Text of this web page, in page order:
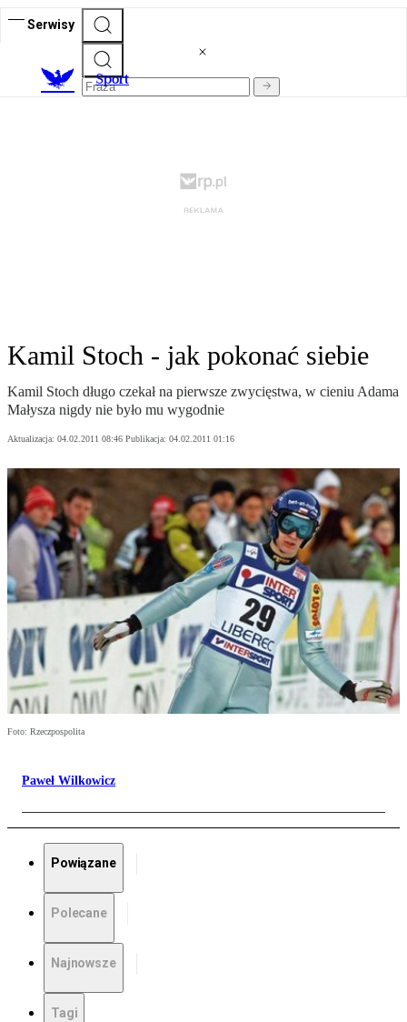
Serwisy
Sport
Kamil Stoch - jak pokonać siebie
Kamil Stoch długo czekał na pierwsze zwycięstwa, w cieniu Adama
Małysza nigdy nie było mu wygodnie
Aktualizacja: 04.02.2011 08:46 Publikacja: 04.02.2011 01:16
Foto: Rzeczpospolita
Paweł Wilkowicz
Powiązane
Polecane
Najnowsze
Tagi